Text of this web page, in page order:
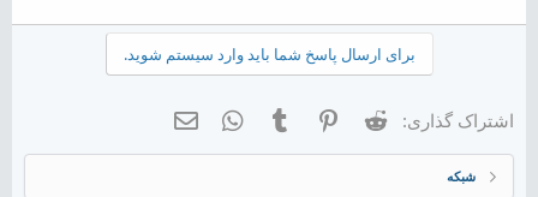
ممنونم از شما.
برای ارسال پاسخ شما باید وارد سیستم شوید.
اشتراک گذاری: Reddit
Pinterest
Tumblr
WhatsApp
شبکه